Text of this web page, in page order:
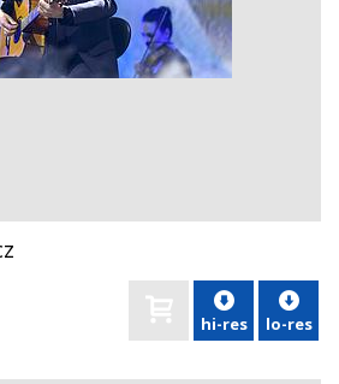
hi-res lo-res